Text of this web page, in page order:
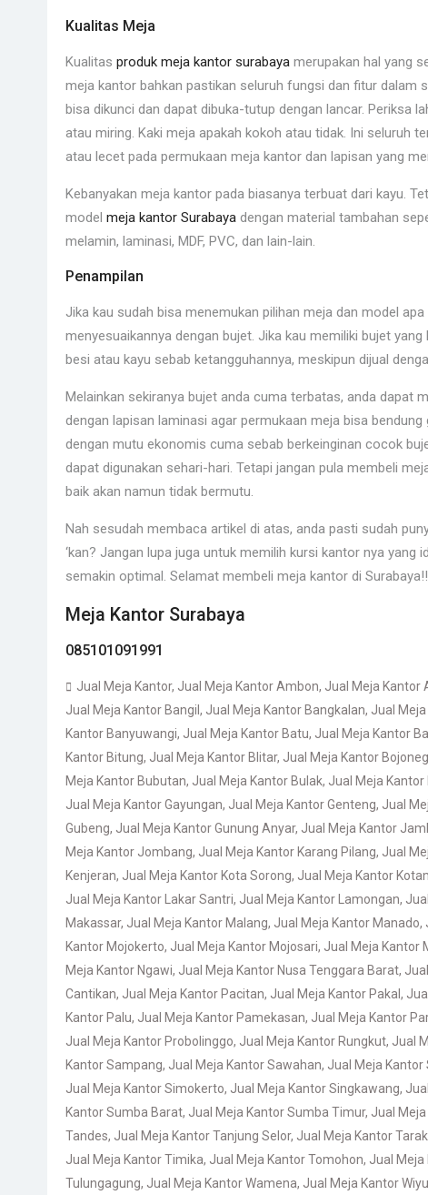
Kualitas Meja
Kualitas produk meja kantor surabaya merupakan hal yang
meja kantor bahkan pastikan seluruh fungsi dan fitur dalam
bisa dikunci dan dapat dibuka-tutup dengan lancar. Periksa
atau miring. Kaki meja apakah kokoh atau tidak. Ini seluruh
atau lecet pada permukaan meja kantor dan lapisan yang
Kebanyakan meja kantor pada biasanya terbuat dari kayu.
model meja kantor Surabaya dengan material tambahan
melamin, laminasi, MDF, PVC, dan lain-lain.
Penampilan
Jika kau sudah bisa menemukan pilihan meja dan model
menyesuaikannya dengan bujet. Jika kau memiliki bujet
besi atau kayu sebab ketangguhannya, meskipun dijual
Melainkan sekiranya bujet anda cuma terbatas, anda dapat
dengan lapisan laminasi agar permukaan meja bisa
dengan mutu ekonomis cuma sebab berkeinginan cocok
dapat digunakan sehari-hari. Tetapi jangan pula membeli
baik akan namun tidak bermutu.
Nah sesudah membaca artikel di atas, anda pasti sudah
‘kan? Jangan lupa juga untuk memilih kursi kantor nya
semakin optimal. Selamat membeli meja kantor di
Meja Kantor Surabaya
085101091991
Jual Meja Kantor, Jual Meja Kantor Ambon, Jual Meja Kantor
Jual Meja Kantor Bangil , Jual Meja Kantor Bangkalan, Jual
Kantor Banyuwangi, Jual Meja Kantor Batu, Jual Meja Kantor
Kantor Bitung, Jual Meja Kantor Blitar, Jual Meja Kantor
Meja Kantor Bubutan, Jual Meja Kantor Bulak, Jual Meja Kantor
Jual Meja Kantor Gayungan, Jual Meja Kantor Genteng, Jual
Gubeng, Jual Meja Kantor Gunung Anyar, Jual Meja Kantor
Meja Kantor Jombang, Jual Meja Kantor Karang Pilang, Jual
Kenjeran, Jual Meja Kantor Kota Sorong, Jual Meja Kantor
Jual Meja Kantor Lakar Santri, Jual Meja Kantor Lamongan,
Makassar, Jual Meja Kantor Malang, Jual Meja Kantor Manado,
Kantor Mojokerto, Jual Meja Kantor Mojosari, Jual Meja Kantor
Meja Kantor Ngawi, Jual Meja Kantor Nusa Tenggara Barat,
Cantikan, Jual Meja Kantor Pacitan, Jual Meja Kantor Pakal ,
Kantor Palu, Jual Meja Kantor Pamekasan, Jual Meja Kantor
Jual Meja Kantor Probolinggo, Jual Meja Kantor Rungkut, Jual
Kantor Sampang, Jual Meja Kantor Sawahan, Jual Meja Kantor
Jual Meja Kantor Simokerto, Jual Meja Kantor Singkawang,
Kantor Sumba Barat, Jual Meja Kantor Sumba Timur, Jual
Tandes, Jual Meja Kantor Tanjung Selor, Jual Meja Kantor
Jual Meja Kantor Timika, Jual Meja Kantor Tomohon, Jual Meja
Tulungagung, Jual Meja Kantor Wamena, Jual Meja Kantor